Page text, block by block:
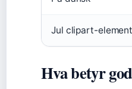
Jul clipart-
Hva betyr